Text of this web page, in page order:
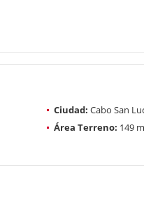
Ciudad: Cabo San
Área Terreno: 149